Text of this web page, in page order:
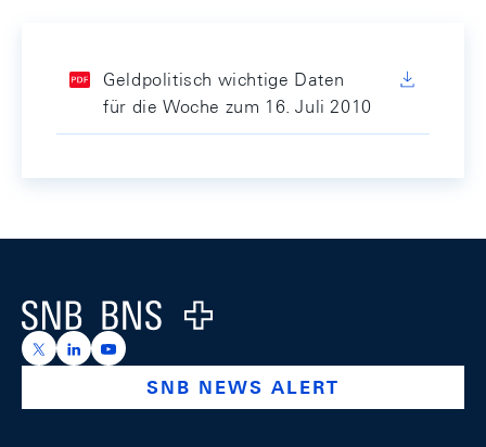
Geldpolitisch wichtige Daten
für die Woche zum 16. Juli 2010
Logo
https://x.com/snb_bns
https://ch.linkedin.com/company/swiss-national-
https://www.youtube.com/@swissnationalbank
SNB NEWS ALERT